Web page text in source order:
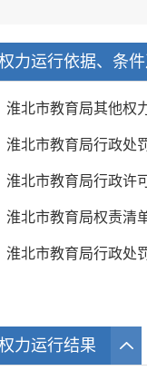
力运行依据、条
淮北市教育局其他权
淮北市教育局行政处
淮北市教育局行政许
淮北市教育局权责清
淮北市教育局行政处
力运行结果